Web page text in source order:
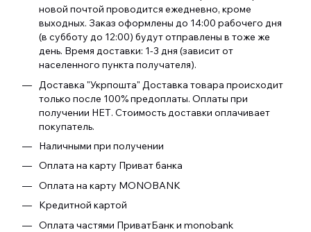
новой почтой проводится ежедневно, кроме
выходных. Заказ оформлены до 14:00 рабочего дня
(в субботу до 12:00) будут отправлены в тоже же
день. Время доставки: 1-3 дня (зависит от
населенного пункта получателя).
Доставка "Укрпошта" Доставка товара происходит
только после 100% предоплаты. Оплаты при
получении НЕТ. Стоимость доставки оплачивает
покупатель.
Наличными при получении
Оплата на карту Приват банка
Оплата на карту MONOBANK
Кредитной картой
Оплата частями ПриватБанк и monobank